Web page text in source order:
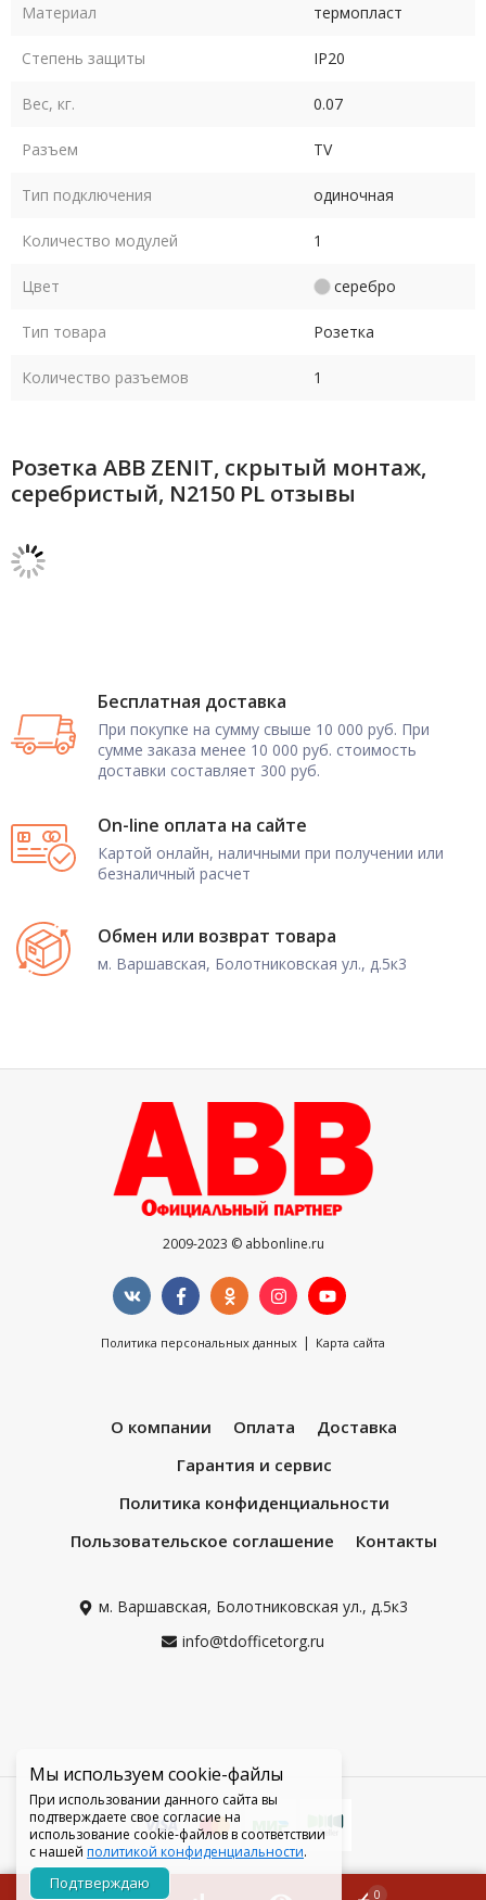
Мы используем cookie-файлы
При использовании данного сайта вы
подтверждаете свое согласие на
использование cookie-файлов в соответствии
с нашей политикой конфиденциальности.
Подтверждаю
Материал термопласт
Степень защиты IP20
Вес, кг. 0.07
Разъем TV
Тип подключения одиночная
Количество модулей 1
Цвет серебро
Тип товара Розетка
Количество разъемов 1
Розетка ABB ZENIT, скрытый монтаж,
серебристый, N2150 PL отзывы
Бесплатная доставка
При покупке на сумму свыше 10 000 руб. При
сумме заказа менее 10 000 руб. стоимость
доставки составляет 300 руб.
On-line оплата на сайте
Картой онлайн, наличными при получении или
безналичный расчет
Обмен или возврат товара
м. Варшавская, Болотниковская ул., д.5к3
2009-2023 © abbonline.ru
Политика персональных данных | Карта сайта
О компании Оплата
Доставка
Гарантия и сервис
Политика конфиденциальности
Пользовательское соглашение
Контакты
м. Варшавская, Болотниковская ул., д.5к3
info@tdofficetorg.ru
0